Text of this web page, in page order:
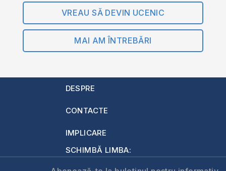
VREAU SĂ DEVIN UCENIC
MAI AM ÎNTREBĂRI
DESPRE
CONTACTE
IMPLICARE
SCHIMBĂ LIMBA: